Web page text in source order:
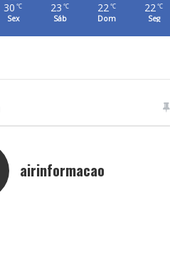
30 ℃
Sex
23 ℃
Sáb
22℃
Dom
22℃
Seg
airinformacao